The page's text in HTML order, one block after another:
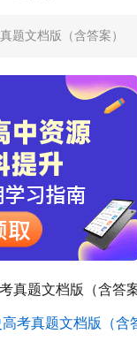
题文档版（含答案）
真题文档版（含答案
考真题文档版（含